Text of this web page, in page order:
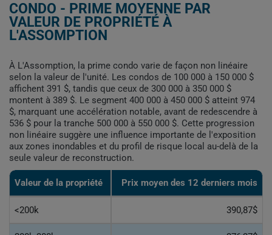
CONDO - PRIME MOYENNE PAR
VALEUR DE PROPRIÉTÉ À
L'ASSOMPTION
À L'Assomption, la prime condo varie de façon non linéaire
selon la valeur de l'unité. Les condos de 100 000 à 150 000 $
affichent 391 $, tandis que ceux de 300 000 à 350 000 $
montent à 389 $. Le segment 400 000 à 450 000 $ atteint 974
$, marquant une accélération notable, avant de redescendre à
536 $ pour la tranche 500 000 à 550 000 $. Cette progression
non linéaire suggère une influence importante de l'exposition
aux zones inondables et du profil de risque local au-delà de la
seule valeur de reconstruction.
Valeur de la propriété Prix moyen des 12 derniers mois
<200k 390,87$